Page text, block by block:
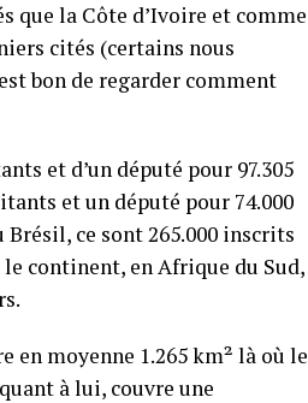
que la Côte d’Ivoire et comme
cités (certains nous
bon de regarder comment
et d’un député pour 97.305
et un député pour 74.000
Brésil, ce sont 265.000 inscrits
continent, en Afrique du Sud,
moyenne 1.265 km² là où le
à lui, couvre une